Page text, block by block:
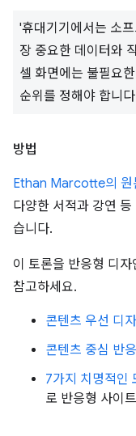
'휴대기기에서는 소
장 중요한 데이터와
셀 화면에는 불필요
순위를 정해야 합니
방법
Ethan Marcotte의 원
다양한 서적과 강연
습니다.
이 토론을 반응형 디
참고하세요.
콘텐츠 우선 디
콘텐츠 중심 반
7가지 치명적인
로 반응형 사이